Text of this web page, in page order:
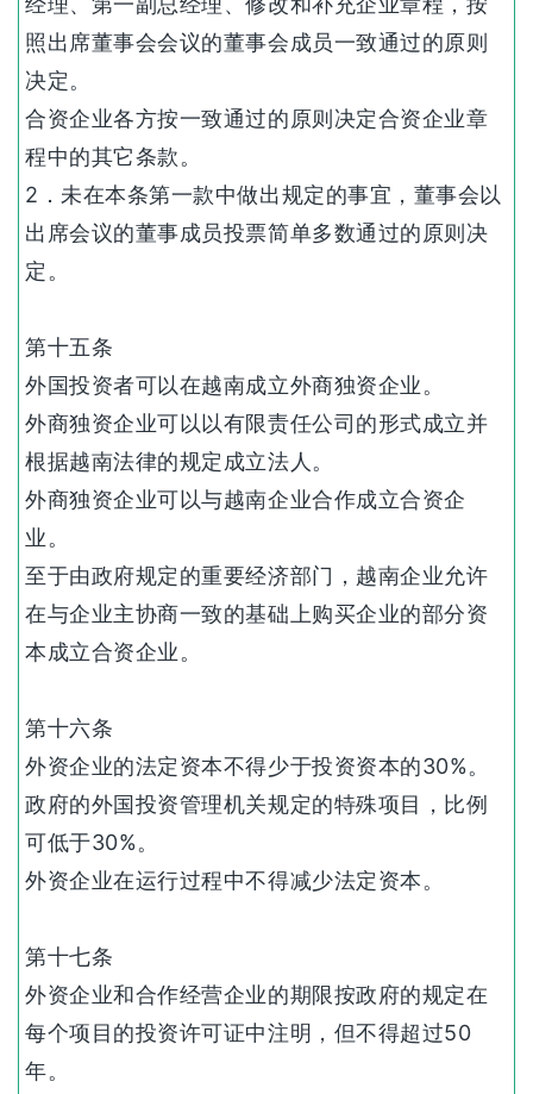
照出席董事会会议的董事会成员一致通过的原则
决定。
合资企业各方按一致通过的原则决定合资企业章
程中的其它条款。
2．未在本条第一款中做出规定的事宜，董事会以
出席会议的董事成员投票简单多数通过的原则决
定。
第十五条
外国投资者可以在越南成立外商独资企业。
外商独资企业可以以有限责任公司的形式成立并
根据越南法律的规定成立法人。
外商独资企业可以与越南企业合作成立合资企
业。
至于由政府规定的重要经济部门，越南企业允许
在与企业主协商一致的基础上购买企业的部分资
本成立合资企业。
第十六条
外资企业的法定资本不得少于投资资本的30%。
政府的外国投资管理机关规定的特殊项目，比例
可低于30%。
外资企业在运行过程中不得减少法定资本。
第十七条
外资企业和合作经营企业的期限按政府的规定在
每个项目的投资许可证中注明，但不得超过50
年。